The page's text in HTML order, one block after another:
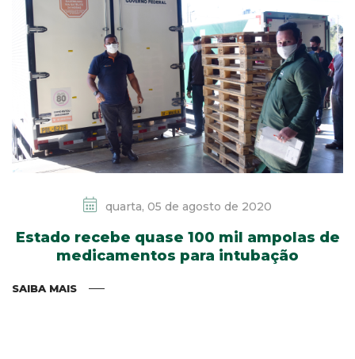
quarta, 05 de agosto de 2020
Estado recebe quase 100 mil ampolas de
medicamentos para intubação
SAIBA MAIS